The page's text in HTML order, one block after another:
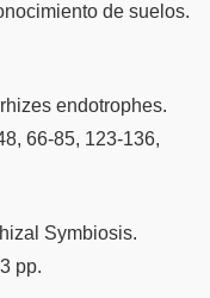
de suelos.
endotrophes.
66-85, 123-136,
Symbiosis.
pp.